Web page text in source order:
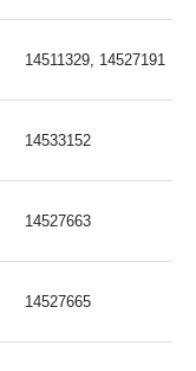
14511329, 14527191
14533152
14527663
14527665